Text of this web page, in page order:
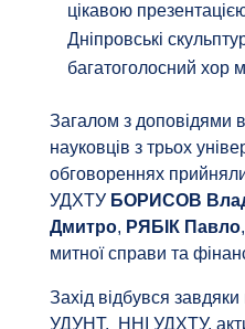
цікавою
Дніпровські
багатоголосний хор
Загалом з доповідями
науковців з трьох
обговореннях
УДХТУ БОРИСОВ
Дмитро, РЯБІК Павло
митної справи та
Захід відбувся
УДУНТ, ННІ УДХТУ,